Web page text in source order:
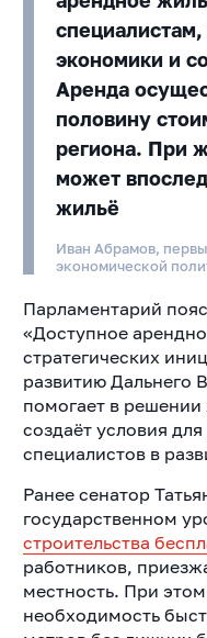
экономики и
Аренда
половину
региона. При
может
жильё
Иван Абрамов,
экономической
Парламентарий
«Доступное
стратегических
развитию Дальнего
помогает в
создаёт условия
специалистов в
Ранее сенатор
государственном
строительства
работников,
местность. При
необходимость